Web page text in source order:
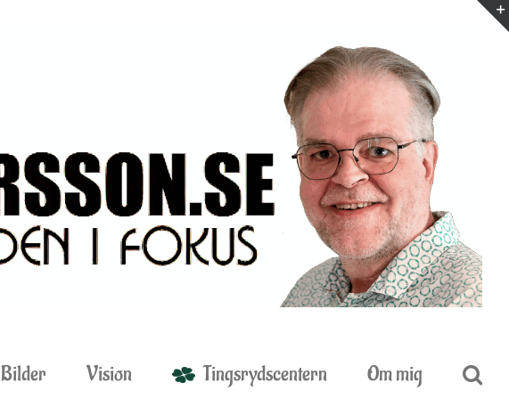
Bilder Vision Tingsrydscentern Om mig